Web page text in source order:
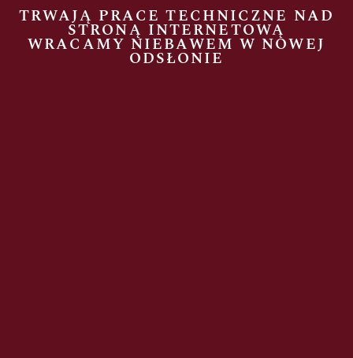
TRWAJĄ PRACE TECHNICZNE NAD
STRONĄ INTERNETOWĄ
WRACAMY NIEBAWEM W NOWEJ
ODSŁONIE